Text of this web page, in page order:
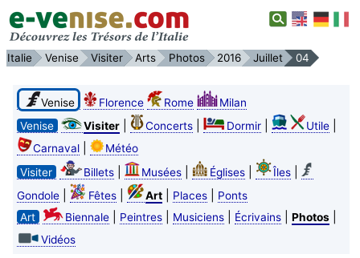
Italie Venise Visiter Arts Photos 2016 Juillet 04
Venise Florence Rome
Milan
Venise
Visiter| Concerts| Dormir| Utile|
Carnaval|
Météo
Visiter
Billets| Musées| Églises| Îles|
Gondole| Fêtes| Art| Places|
Ponts
Art
Biennale| Peintres| Musiciens| Écrivains| Photos|
Vidéos